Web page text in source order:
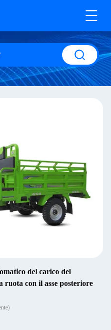
del carico del
ruota con il asse posteriore